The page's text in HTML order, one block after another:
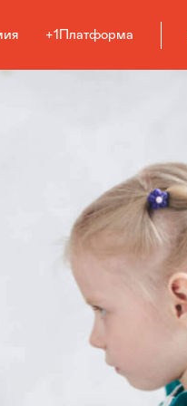
+1Платформа